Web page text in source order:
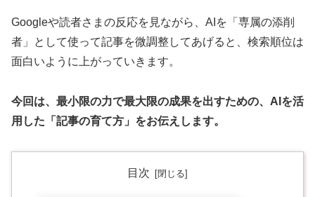
Googleや読者さまの反応を見ながら、AIを「専属の添削
者」として使って記事を微調整してあげると、検索順位は
面白いように上がっていきます。
今回は、最小限の力で最大限の成果を出すための、AIを活
用した「記事の育て方」をお伝えします。
目次